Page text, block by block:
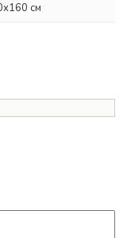
см